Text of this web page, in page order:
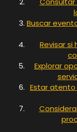
Buscar
Revisar
Explorar
Estar atento